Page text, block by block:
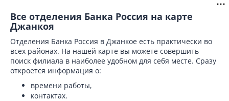
Все отделения Банка Россия на карте
Джанкоя
Отделения Банка Россия в Джанкое есть практически во
всех районах. На нашей карте вы можете совершить
поиск филиала в наиболее удобном для себя месте. Сразу
откроется информация о:
времени работы,
контактах.